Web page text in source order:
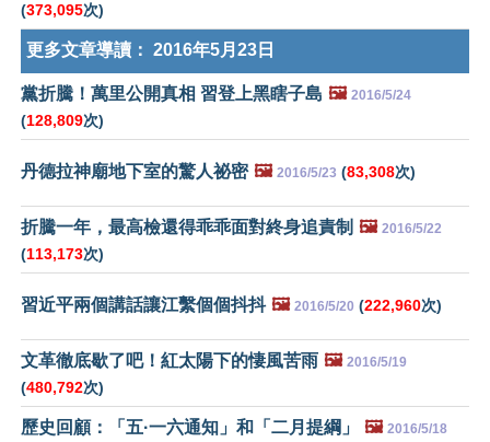
(373,095次)
更多文章導讀： 2016年5月23日
黨折騰！萬里公開真相 習登上黑瞎子島 🖼️ 2016/5/24
(128,809次)
丹德拉神廟地下室的驚人祕密 🖼️ 2016/5/23 (83,308次)
折騰一年，最高檢還得乖乖面對終身追責制 🖼️ 2016/5/22
(113,173次)
習近平兩個講話讓江繫個個抖抖 🖼️ 2016/5/20 (222,960次)
文革徹底歇了吧！紅太陽下的悽風苦雨 🖼️ 2016/5/19
(480,792次)
歷史回顧：「五·一六通知」和「二月提綱」 🖼️ 2016/5/18